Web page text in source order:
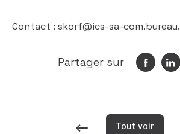
Contact : skorf@ics-sa-
Partager sur
Tout voir